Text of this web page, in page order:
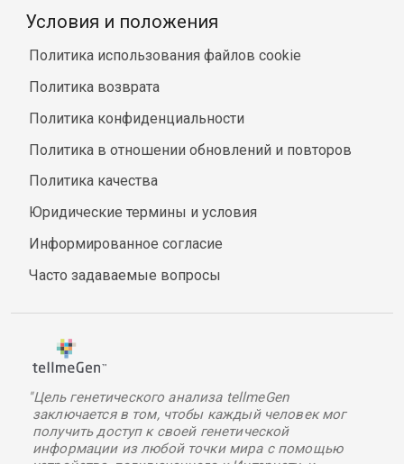
Условия и положения
Политика использования файлов cookie
Политика возврата
Политика конфиденциальности
Политика в отношении обновлений и повторов
Политика качества
Юридические термины и условия
Информированное согласие
Часто задаваемые вопросы
"Цель генетического анализа tellmeGen
заключается в том, чтобы каждый человек мог
получить доступ к своей генетической
информации из любой точки мира с помощью